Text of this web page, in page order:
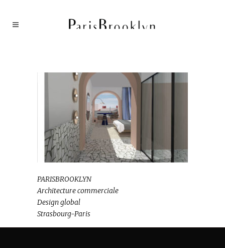
PARISBROOKLYN
Architecture commerciale
Design global
Strasbourg-Paris